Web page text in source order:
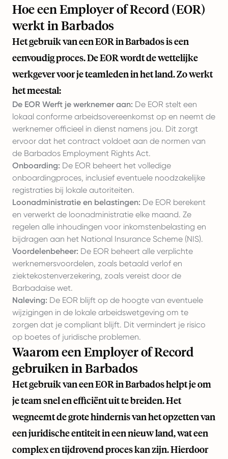
Hoe een Employer of Record (EOR)
werkt in Barbados
Het gebruik van een EOR in Barbados is een
eenvoudig proces. De EOR wordt de wettelijke
werkgever voor je teamleden in het land. Zo werkt
het meestal:
De EOR Werft je werknemer aan: De EOR stelt een
lokaal conforme arbeidsovereenkomst op en neemt de
werknemer officieel in dienst namens jou. Dit zorgt
ervoor dat het contract voldoet aan de normen van
de Barbados Employment Rights Act.
Onboarding: De EOR beheert het volledige
onboardingproces, inclusief eventuele noodzakelijke
registraties bij lokale autoriteiten.
Loonadministratie en belastingen: De EOR berekent
en verwerkt de loonadministratie elke maand. Ze
regelen alle inhoudingen voor inkomstenbelasting en
bijdragen aan het National Insurance Scheme (NIS).
Voordelenbeheer: De EOR beheert alle verplichte
werknemersvoordelen, zoals betaald verlof en
ziektekostenverzekering, zoals vereist door de
Barbadaise wet.
Naleving: De EOR blijft op de hoogte van eventuele
wijzigingen in de lokale arbeidswetgeving om te
zorgen dat je compliant blijft. Dit vermindert je risico
op boetes of juridische problemen.
Waarom een Employer of Record
gebruiken in Barbados
Het gebruik van een EOR in Barbados helpt je om
je team snel en efficiënt uit te breiden. Het
wegneemt de grote hindernis van het opzetten van
een juridische entiteit in een nieuw land, wat een
complex en tijdrovend proces kan zijn. Hierdoor